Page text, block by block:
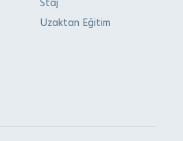
Staj
Uzaktan Eğitim